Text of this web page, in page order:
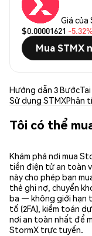
Giá của
$0.00001621 -5.32%
Mua STMX
Hướng dẫn 3 Bước
Sử dụng STMXPhân
Tôi có thể
Khám phá nơi mua
tiền điện tử an toàn
này cho phép bạn
thẻ ghi nợ, chuyển
ba — không giới hạn
tố (2FA), kiểm toán
nơi an toàn nhất để
StormX trực tuyến.